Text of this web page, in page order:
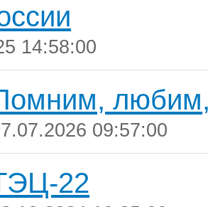
14:58:00
09:57:00
22